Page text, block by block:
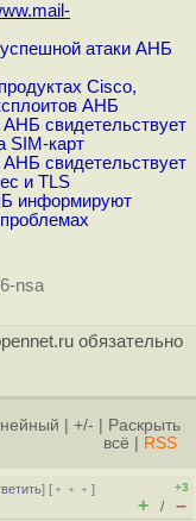
атаки АНБ
Cisco,
АНБ
свидетельствует
SIM-карт
свидетельствует
и TLS
информируют
nsa
обязательно
+/-
Раскрыть
всё
RSS
] [ ﹢﹢﹢]
+3
+ / –